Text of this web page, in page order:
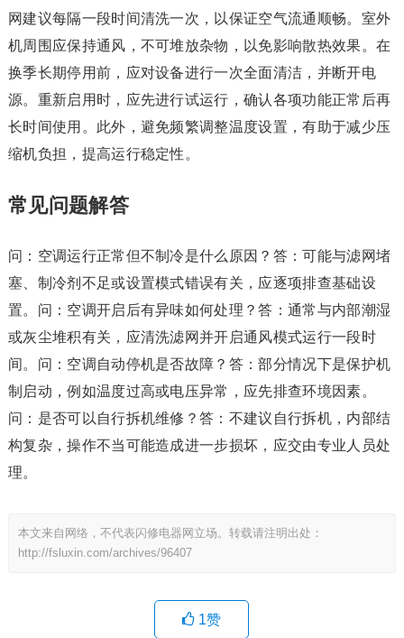
网建议每隔一段时间清洗一次，以保证空气流通顺畅。室外
机周围应保持通风，不可堆放杂物，以免影响散热效果。在
换季长期停用前，应对设备进行一次全面清洁，并断开电
源。重新启用时，应先进行试运行，确认各项功能正常后再
长时间使用。此外，避免频繁调整温度设置，有助于减少压
缩机负担，提高运行稳定性。
常见问题解答
问：空调运行正常但不制冷是什么原因？答：可能与滤网堵
塞、制冷剂不足或设置模式错误有关，应逐项排查基础设
置。问：空调开启后有异味如何处理？答：通常与内部潮湿
或灰尘堆积有关，应清洗滤网并开启通风模式运行一段时
间。问：空调自动停机是否故障？答：部分情况下是保护机
制启动，例如温度过高或电压异常，应先排查环境因素。
问：是否可以自行拆机维修？答：不建议自行拆机，内部结
构复杂，操作不当可能造成进一步损坏，应交由专业人员处
理。
本文来自网络，不代表闪修电器网立场。转载请注明出处：
http://fsluxin.com/archives/96407
1赞